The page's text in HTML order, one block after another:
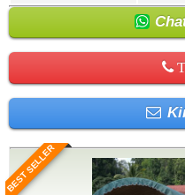
BEST SELLER